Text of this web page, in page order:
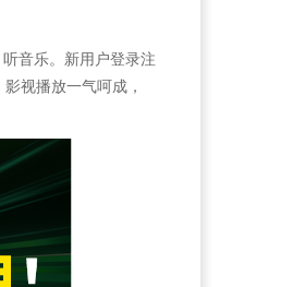
音乐。新用户登录注
视播放一气呵成，